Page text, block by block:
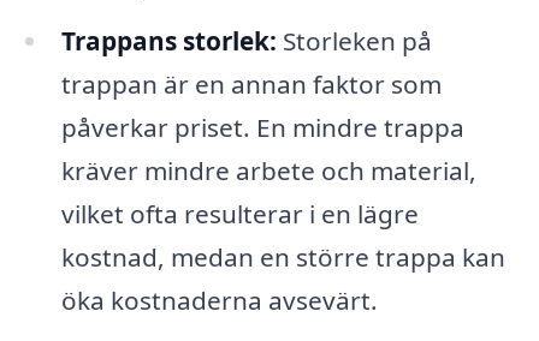
Trappans storlek: Storleken på
trappan är en annan faktor som
påverkar priset. En mindre trappa
kräver mindre arbete och material,
vilket ofta resulterar i en lägre
kostnad, medan en större trappa kan
öka kostnaderna avsevärt.